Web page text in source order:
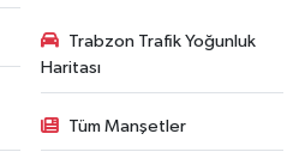
Trabzon Trafik Yoğunluk
Haritası
Tüm Manşetler